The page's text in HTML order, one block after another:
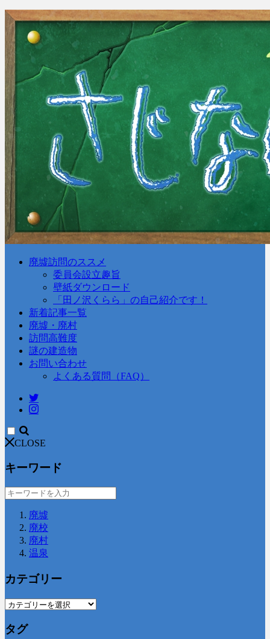
廃墟訪問のススメ
委員会設立趣旨
壁紙ダウンロード
「田ノ沢くらら」の自己紹介です！
新着記事一覧
廃墟・廃村
訪問高難度
謎の建造物
お問い合わせ
よくある質問（FAQ）
CLOSE
キーワード
廃墟
廃校
廃村
温泉
カテゴリー
タグ